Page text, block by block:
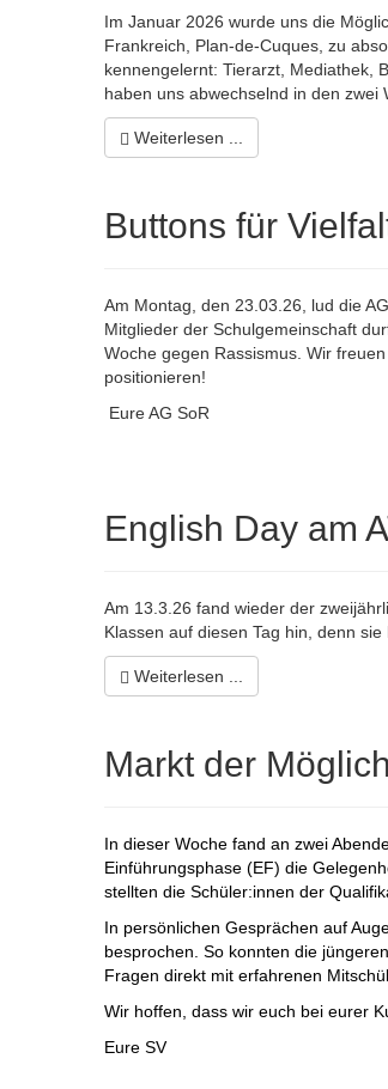
Im Januar 2026 wurde uns die
Frankreich, Plan-de-Cuques, zu
kennengelernt: Tierarzt, Mediathek,
haben uns abwechselnd in den
Weiterlesen ...
Buttons für
Am Montag, den 23.03.26, lud die
Mitglieder der Schulgemeinschaft
Woche gegen Rassismus. Wir
positionieren!
Eure AG SoR
English Day am
Am 13.3.26 fand wieder der
Klassen auf diesen Tag hin, denn
Weiterlesen ...
Markt der
In dieser Woche fand an zwei
Einführungsphase (EF) die
stellten die Schüler:innen der
In persönlichen Gesprächen auf
besprochen. So konnten die
Fragen direkt mit erfahrenen
Wir hoffen, dass wir euch bei eurer
Eure SV